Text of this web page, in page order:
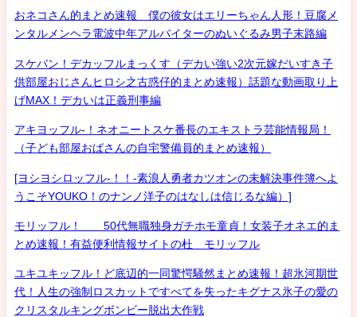
おネコさん的まとめ速報 僕の彼女はエリーちゃん人形！豆腐メ
ンタルメンヘラ電波中年アルバイターのぬいぐるみ男子末路編
スケバン！デカッフルまっくす（デカい強い2次元嫁だいすき子
供部屋おじさんヒロシ之古惑仔的まとめ速報）話題な動画取り上
げMAX！デカいは正義刑事編
アキヨッフル-！ネオニートスケ番長のエキストラ芸能情報局！
（子ども部屋おばさんの自宅警備員的まとめ速報）
[ヨシヨシロッフル-！！-素浪人勇者カツオンの未解決事件簿へよ
うこそYOUKO！のナンノ洋子のはなしは信じるな編）]
モリッフル！ 50代無職独身ガチホモ童貞！女装子オネエ的ま
とめ速報！有益便利情報サイトの杜 モリッフル
ユキユキッフル！ど底辺的一同驚愕騒然まとめ速報！超氷河期世
代！人生の強制ロスカットですべてを失ったキグナス氷子の愛の
クリスタルキングボンビー脱出大作戦